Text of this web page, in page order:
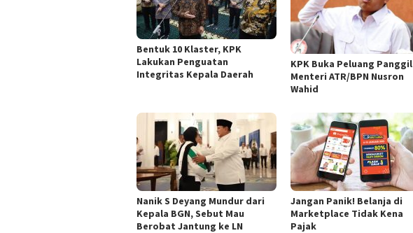
Bentuk 10 Klaster, KPK
Lakukan Penguatan
Integritas Kepala Daerah
KPK Buka Peluang Panggil
Menteri ATR/BPN Nusron
Wahid
Nanik S Deyang Mundur dari
Kepala BGN, Sebut Mau
Berobat Jantung ke LN
Jangan Panik! Belanja di
Marketplace Tidak Kena
Pajak